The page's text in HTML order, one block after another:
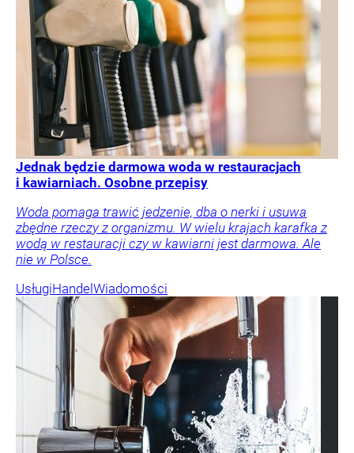
Jednak będzie darmowa woda w restauracjach
i kawiarniach. Osobne przepisy
Woda pomaga trawić jedzenie, dba o nerki i usuwa
zbędne rzeczy z organizmu. W wielu krajach karafka z
wodą w restauracji czy w kawiarni jest darmowa. Ale
nie w Polsce.
UsługiHandelWiadomości